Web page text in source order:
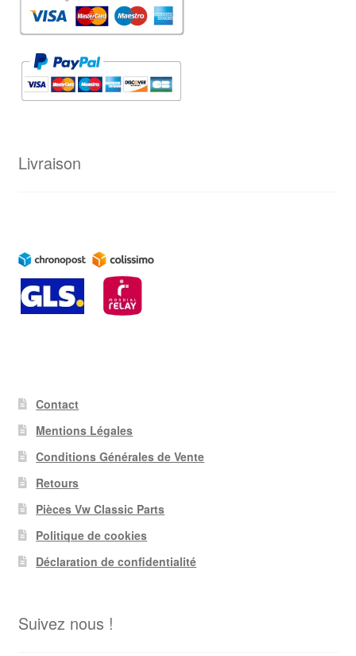
Livraison
Contact
Mentions Légales
Conditions Générales de Vente
Retours
Pièces Vw Classic Parts
Politique de cookies
Déclaration de confidentialité
Suivez nous !